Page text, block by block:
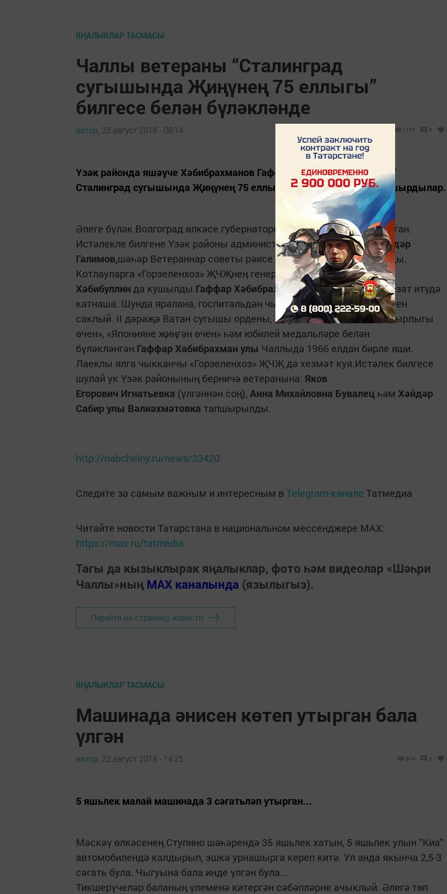
ЯҢАЛЫКЛАР ТАСМАСЫ
Чаллы ветераны “Сталинград
сугышында Җиңүнең 75 еллыгы”
билгесе белән бүләкләнде
автор, 23 август 2018 - 08:14 1173 0
Үзәк районда яшәүче Хәбибрахманов Гаффар Хәбибрахман улына “
Сталинград сугышында Җиңүнең 75 еллыгы” күкрәк билгесен тапшырдылар.
Әлеге бүләк Волгоград өлкәсе губернаторы тарафыннан булдырылган.
Истәлекле билгене Үзәк районы администрациясе башлыгыИскәндәр
Галимов,шәһәр Ветераннар советы рәисе Рафик Имайкинтапшырды.
Котлауларга «Горзеленхоз» ҖЧҖнең генераль директорыСәлим
Хәбибуллин да кушылды.Гаффар ХәбибрахманулыСталинградны азат итүдә
катнаша. Шунда яралана, госпитальдән чыккач Ерак Көнчыгыш чиген
саклый. II дәрәҗә Ватан сугышы ордены, «Жуков», «Сугыштагы батырлыгы
өчен», «Японияне җиңгән өчен» һәм юбилей медальләре белән
бүләкләнгән.Гаффар Хабибрахман улы Чаллыда 1966 елдан бирле яши.
Лаеклы ялга чыкканчы «Горзеленхоз» ҖЧҖ дә хезмәт куя.Истәлек билгесе
шулай ук Үзәк районының берничә ветеранына: Яков
Егорович Игнатьевка (үлгәннән соң), Анна Михайловна Бувалец һәм Хәйдәр
Сабир улы Вәлиәхмәтовка тапшырылды.
http://nabchelny.ru/news/33420
Следите за самым важным и интересным в Telegram-канале Татмедиа
Читайте новости Татарстана в национальном мессенджере MАХ:
https://max.ru/tatmedia
Тагы да кызыклырак яңалыклар, фото һәм видеолар «Шәһри
Чаллы»ның MAX каналында (язылыгыз).
Перейти на страницу новости
ЯҢАЛЫКЛАР ТАСМАСЫ
Машинада әнисен көтеп утырган бала
үлгән
автор, 22 август 2018 - 14:25 824 0
5 яшьлек малай машинада 3 сәгатьләп утырган...
Мәскәү өлкәсенең Ступино шәһәрендә 35 яшьлек хатын, 5 яшьлек улын "Киа"
автомобилендә калдырып, эшкә урнашырга кереп китә. Ул анда якынча 2,5-3
сәгать була. Чыгуына бала инде үлгән була...
Тикшерүчеләр баланың үлеменә китергән сәбәпләрне ачыклый. Әлегә төп